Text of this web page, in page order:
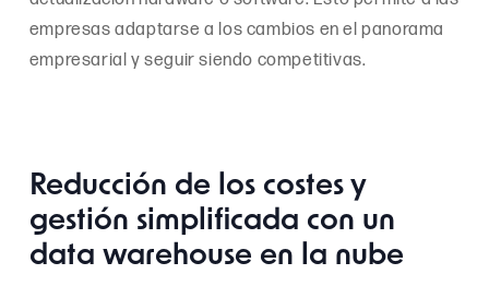
empresas adaptarse a los cambios en el panorama
empresarial y seguir siendo competitivas.
Reducción de los costes y
gestión simplificada con un
data warehouse en la nube